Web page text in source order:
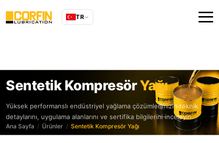
TR
Sentetik KompresörYağı
Yüksek performanslı endüstriyel yağlama çözümlerimizin teknik
detaylarını, uygulama alanlarını ve sertifika bilgilerini inceleyin.
Ana Sayfa Ürünler Sentetik Kompresör Yağı